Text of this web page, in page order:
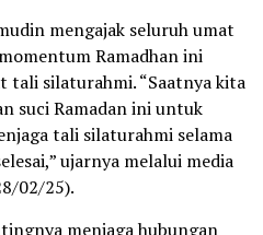
mengajak seluruh umat
Ramadhan ini
tali silaturahmi. “Saatnya kita
suci Ramadan ini untuk
tali silaturahmi selama
ujarnya melalui media
02/25).
menjaga hubungan